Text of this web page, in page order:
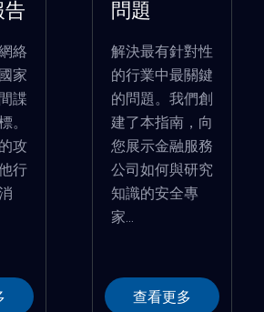
告
絡
家
諜
。
攻
行
問題
解決最有針對性
的行業中最關鍵
的問題。我們創
建了本指南，向
您展示金融服務
公司如何與研究
知識的安全專
家...
查看更多